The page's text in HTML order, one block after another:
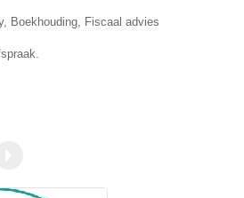
Boekhouding, Fiscaal advies